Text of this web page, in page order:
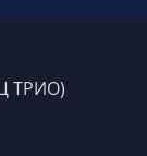
ТРИО)